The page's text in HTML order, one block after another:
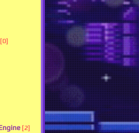
[0]
[2]